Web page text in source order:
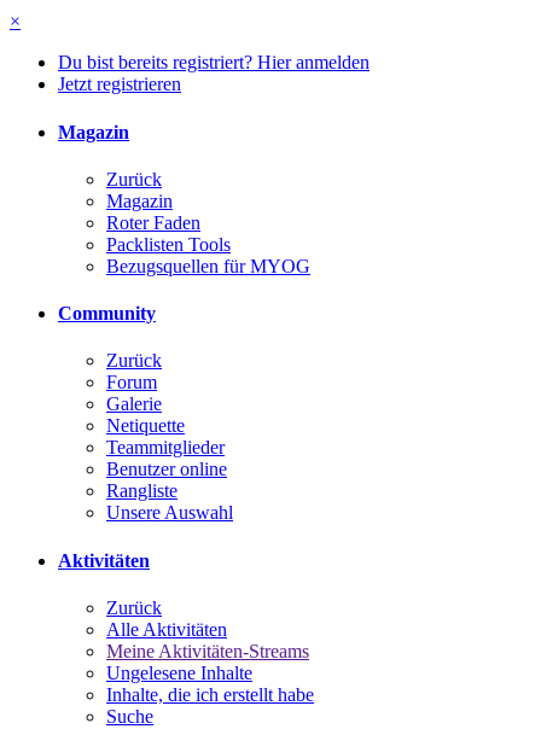
×
Du bist bereits registriert? Hier anmelden
Jetzt registrieren
Magazin
Zurück
Magazin
Roter Faden
Packlisten Tools
Bezugsquellen für MYOG
Community
Zurück
Forum
Galerie
Netiquette
Teammitglieder
Benutzer online
Rangliste
Unsere Auswahl
Aktivitäten
Zurück
Alle Aktivitäten
Meine Aktivitäten-Streams
Ungelesene Inhalte
Inhalte, die ich erstellt habe
Suche